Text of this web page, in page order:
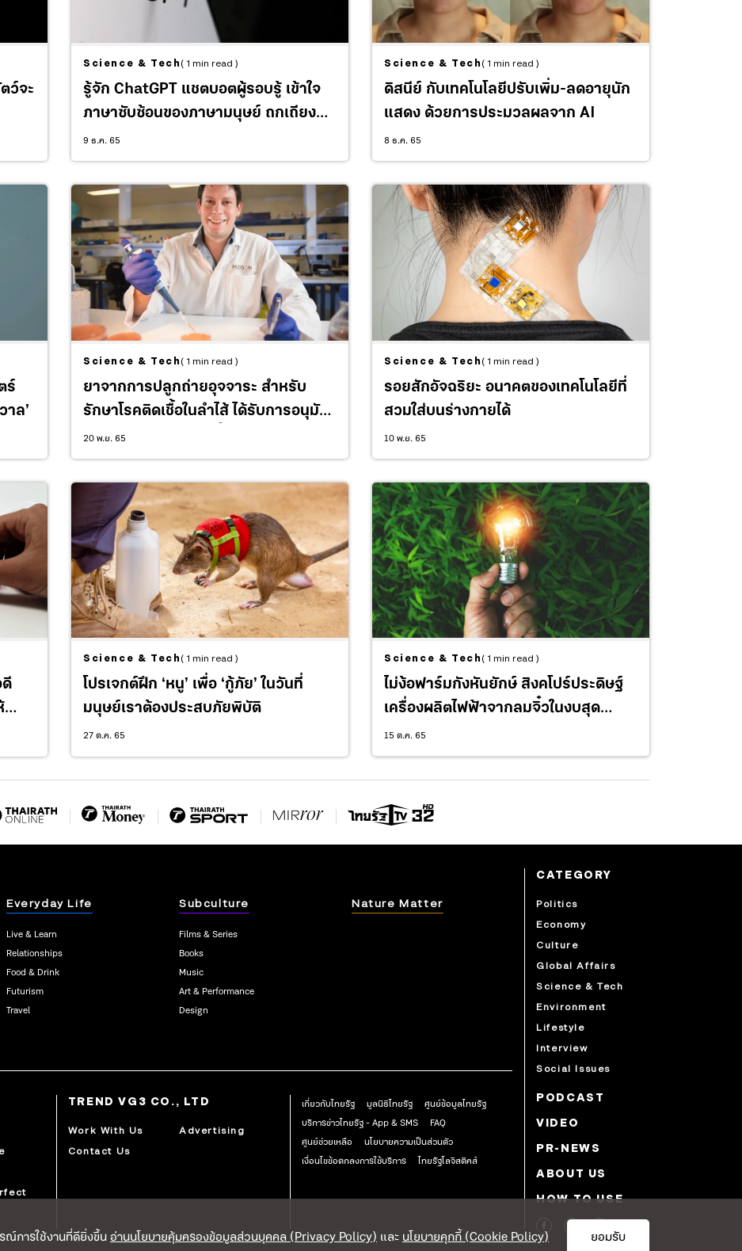
ว์จะ
Science & Tech ( 1 min read )
รู้จัก ChatGPT แชตบอตผู้รอบรู้ เข้าใจ
ภาษาซับซ้อนของภาษามนุษย์ ถกเถียง
ปรัชญา และมีจุดยืนทางการเมือง
9 ธ.ค. 65
Science & Tech ( 1 min read )
ดิสนีย์ กับเทคโนโลยีปรับเพิ่ม-ลดอายุนัก
แสดง ด้วยการประมวลผลจาก AI
8 ธ.ค. 65
ร์
าล’
Science & Tech ( 1 min read )
ยาจากการปลูกถ่ายอุจจาระ สำหรับ
รักษาโรคติดเชื้อในลำไส้ ได้รับการอนุมัติ
ใช้อย่างเป็นทางการครั้งแรกในโลก
20 พ.ย. 65
Science & Tech ( 1 min read )
รอยสักอัจฉริยะ อนาคตของเทคโนโลยีที่
สวมใส่บนร่างกายได้
10 พ.ย. 65
Science & Tech ( 1 min read )
โปรเจกต์ฝึก ‘หนู’ เพื่อ ‘กู้ภัย’ ในวันที่
มนุษย์เราต้องประสบภัยพิบัติ
27 ต.ค. 65
Science & Tech ( 1 min read )
ไม่ง้อฟาร์มกังหันยักษ์ สิงคโปร์ประดิษฐ์
เครื่องผลิตไฟฟ้าจากลมจิ๋วในงบสุด
ประหยัด
15 ต.ค. 65
ณ์การใช้งานที่ดียิ่งขึ้นอ่านนโยบายคุ้มครองข้อมูลส่วนบุคคล (Privacy Policy)และนโยบายคุกกี้ (Cookie Policy) ยอมรับ
Everyday Life
Live & Learn
Relationships
Food & Drink
Futurism
Travel
Subculture
Films & Series
Books
Music
Art & Performance
Design
Nature Matter
CATEGORY
Politics
Economy
Culture
Global Affairs
Science & Tech
Environment
Lifestyle
Interview
Social Issues
PODCAST
VIDEO
PR-NEWS
ABOUT US
HOW TO USE
TREND VG3 CO., LTD
Work With Us
Advertising
Contact Us
เกี่ยวกับไทยรัฐ มูลนิธิไทยรัฐ
ศูนย์ข้อมูลไทยรัฐ
บริการข่าวไทยรัฐ - App & SMS
FAQ
ศูนย์ช่วยเหลือ
นโยบายความเป็นส่วนตัว
เงื่อนไขข้อตกลงการใช้บริการ
ไทยรัฐโลจิสติคส์